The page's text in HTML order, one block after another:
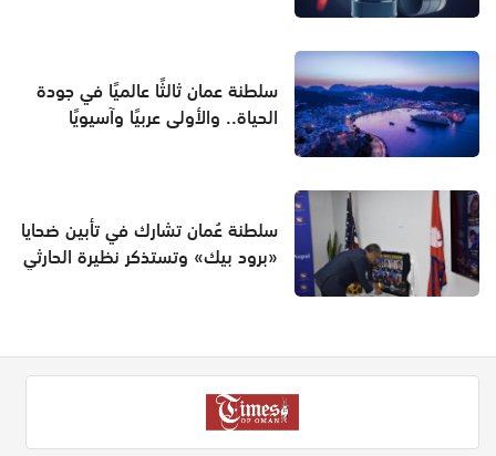
سلطنة عمان ثالثًا عالميًا في جودة
الحياة.. والأولى عربيًا وآسيويًا
سلطنة عُمان تشارك في تأبين ضحايا
«برود بيك» وتستذكر نظيرة الحارثي